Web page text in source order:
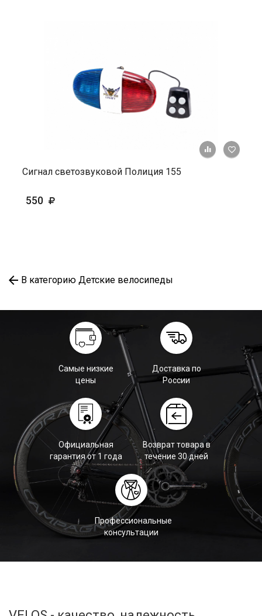
+ К
Сигнал светозвуковой Полиция 155
550
В категорию Детские велосипеды
Самые низкие
цены
Доставка по
России
Официальная
гарантия от 1 года
Возврат товара в
течение 30 дней
Профессиональные
консультации